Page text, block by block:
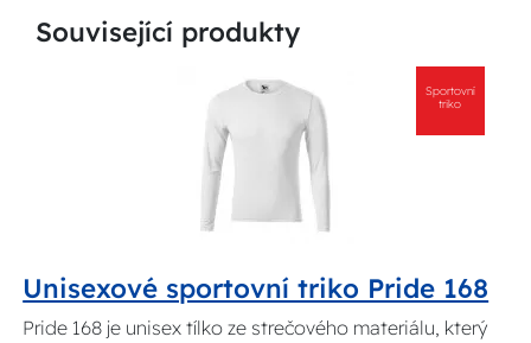
Související produkty
Sportovní
triko
Unisexové sportovní triko Pride 168
Pride 168 je unisex tílko ze strečového materiálu, který